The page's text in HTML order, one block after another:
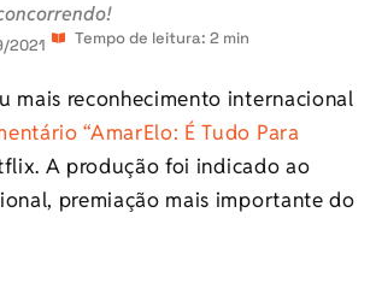
2021
Tempo de leitura: 2 min
mais reconhecimento internacional
“AmarElo: É Tudo Para
A produção foi indicado ao
premiação mais importante do